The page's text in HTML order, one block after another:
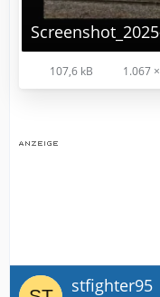
107,6 kB 1.067
stfighter95